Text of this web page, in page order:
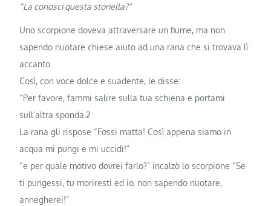
“La conosci questa storiella?”
Uno scorpione doveva attraversare un fiume, ma non
sapendo nuotare chiese aiuto ad una rana che si trovava lì
accanto.
Così, con voce dolce e suadente, le disse:
“Per favore, fammi salire sulla tua schiena e portami
sull’altra sponda.2
La rana gli rispose “Fossi matta! Così appena siamo in
acqua mi pungi e mi uccidi!”
“e per quale motivo dovrei farlo?” incalzò lo scorpione “Se
ti pungessi, tu moriresti ed io, non sapendo nuotare,
annegherei!”